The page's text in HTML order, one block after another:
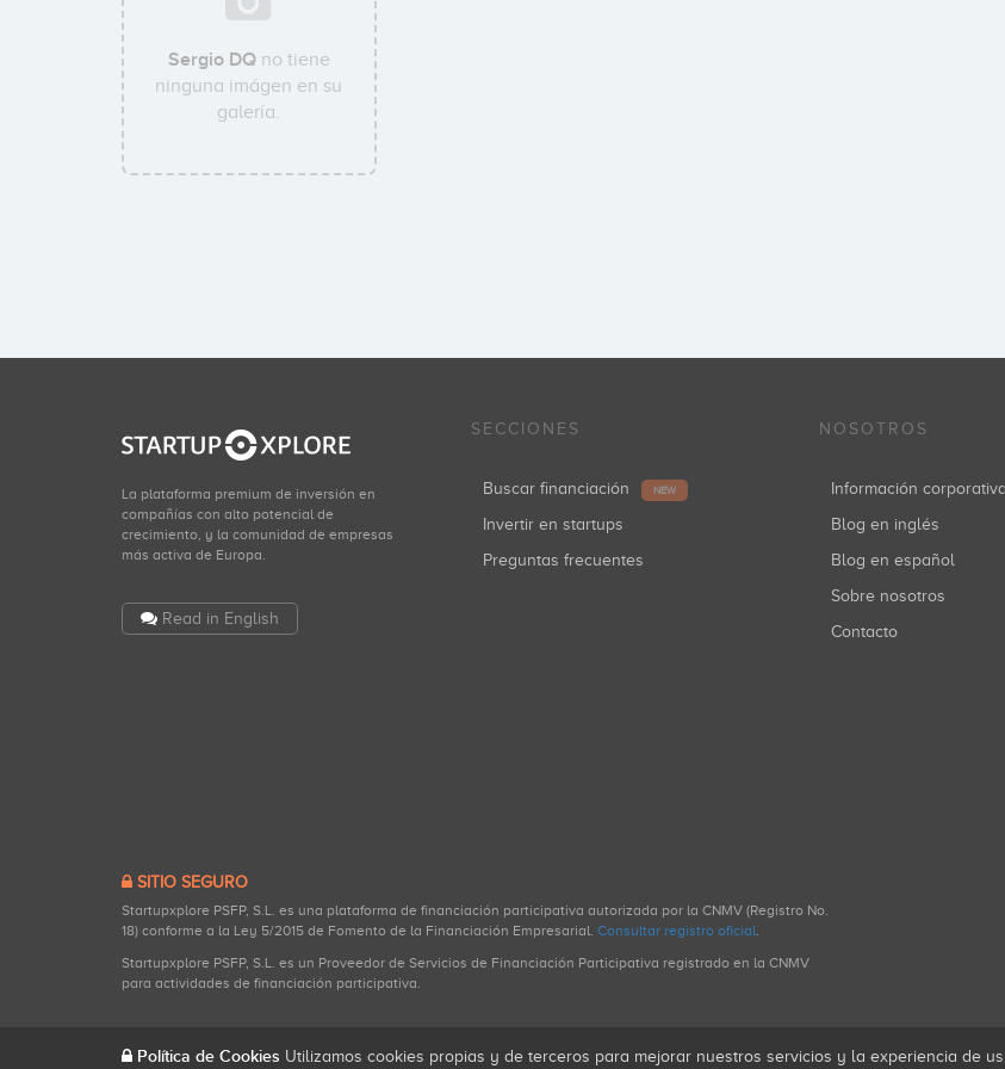
Sergio DQno tiene
ninguna imágen en su
galería.
La plataforma premium de inversión en
compañías con alto potencial de
crecimiento, y la comunidad de empresas
más activa de Europa.
Read in English
SECCIONES
Buscar financiación NEW
Invertir en startups
Preguntas frecuentes
NOSOTROS
Información corporativa
Blog en inglés
Blog en español
Sobre nosotros
Contacto
SITIO SEGURO
Startupxplore PSFP, S.L. es una plataforma de financiación participativa autorizada por la CNMV (Registro No.
18) conforme a la Ley 5/2015 de Fomento de la Financiación Empresarial. Consultar registro oficial.
Startupxplore PSFP, S.L. es un Proveedor de Servicios de Financiación Participativa registrado en la CNMV
para actividades de financiación participativa.
Política de Cookies Utilizamos cookies propias y de terceros para mejorar nuestros servicios y la experiencia de